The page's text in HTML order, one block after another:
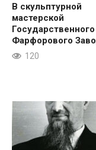
В скульптурной
мастерской
Государственного
Фарфорового
120